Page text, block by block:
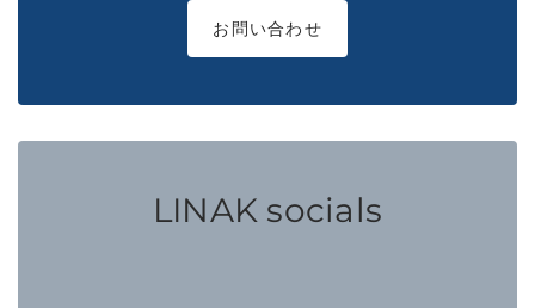
お問い合わせ
LINAK socials